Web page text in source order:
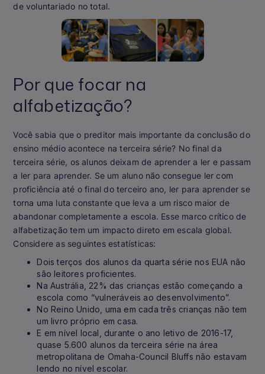
de voluntariado no total.
Por que focar na
alfabetização?
Você sabia que o preditor mais importante da conclusão do
ensino médio acontece na terceira série? No final da
terceira série, os alunos deixam de aprender a ler e passam
a ler para aprender. Se um aluno não consegue ler com
proficiência até o final do terceiro ano, ler para aprender se
torna uma luta constante que leva a um risco maior de
abandonar completamente a escola. Esse marco crítico de
alfabetização tem um impacto direto em escala global.
Considere as seguintes estatísticas:
Dois terços dos alunos da quarta série nos EUA não
são leitores proficientes.
Na Austrália, 22% das crianças estão começando a
escola como “vulneráveis ao desenvolvimento”.
No Reino Unido, uma em cada três crianças não tem
um livro próprio em casa.
E em nível local, durante o ano letivo de 2016-17,
quase 5.600 alunos da terceira série na área
metropolitana de Omaha-Council Bluffs não estavam
lendo no nível escolar.